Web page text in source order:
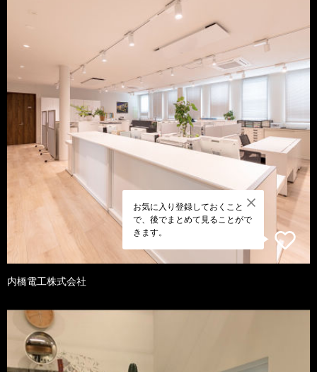
お気に入り登録しておくこと
で、後でまとめて見ることがで
きます。
内橋電工株式会社